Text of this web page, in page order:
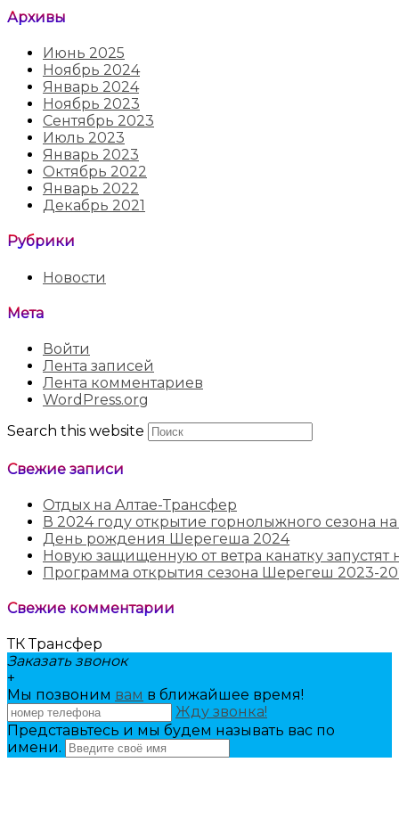
Архивы
Июнь 2025
Ноябрь 2024
Январь 2024
Ноябрь 2023
Сентябрь 2023
Июль 2023
Январь 2023
Октябрь 2022
Январь 2022
Декабрь 2021
Рубрики
Новости
Мета
Войти
Лента записей
Лента комментариев
WordPress.org
Search this website
Свежие записи
Отдых на Алтае-Трансфер
В 2024 году открытие горнолыжного сезона
День рождения Шерегеша 2024
Новую защищенную от ветра канатку
Программа открытия сезона Шерегеш 2023-
Свежие комментарии
ТК Трансфер
Заказать звонок
+
Мы позвоним вам в ближайшее время!
Жду звонка!
Представьтесь и мы будем называть вас по
имени.